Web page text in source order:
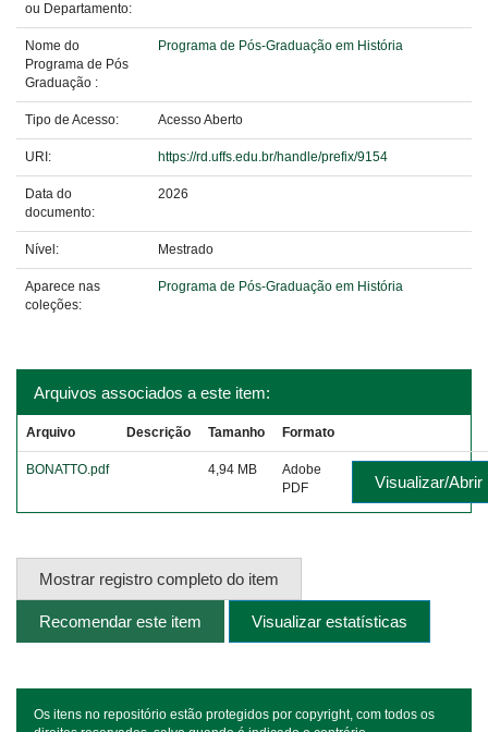
ou Departamento:
Nome do
Programa de Pós
Graduação :
Programa de Pós-Graduação em História
Tipo de Acesso: Acesso Aberto
URI: https://rd.uffs.edu.br/handle/prefix/9154
Data do
documento:
2026
Nível: Mestrado
Aparece nas
coleções:
Programa de Pós-Graduação em História
Arquivos associados a este item:
Arquivo Descrição Tamanho Formato
BONATTO.pdf 4,94 MB
Adobe
PDF
Visualizar/Abrir
Mostrar registro completo do item
Recomendar este item Visualizar estatísticas
Os itens no repositório estão protegidos por copyright, com todos os